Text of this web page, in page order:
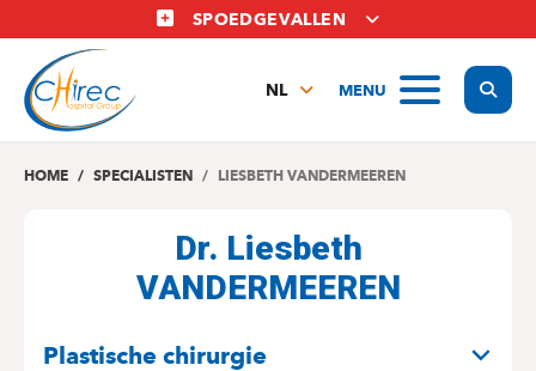
en
naar
inhoud
SPOEDGEVALLEN
MENU
NL
EN
HOME SPECIALISTEN LIESBETH VANDERMEEREN
Dr. Liesbeth
VANDERMEEREN
Plastische chirurgie